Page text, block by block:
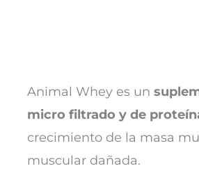
Animal Whey es un
micro filtrado y de
crecimiento de la masa
muscular dañada.